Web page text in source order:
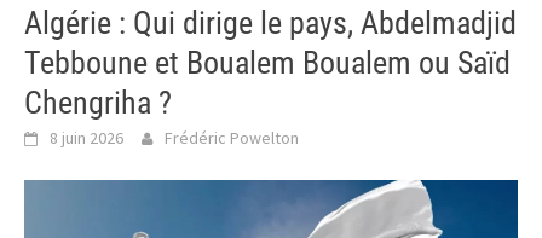
Algérie : Qui dirige le pays, Abdelmadjid
Tebboune et Boualem Boualem ou Saïd
Chengriha ?
8 juin 2026 Frédéric Powelton